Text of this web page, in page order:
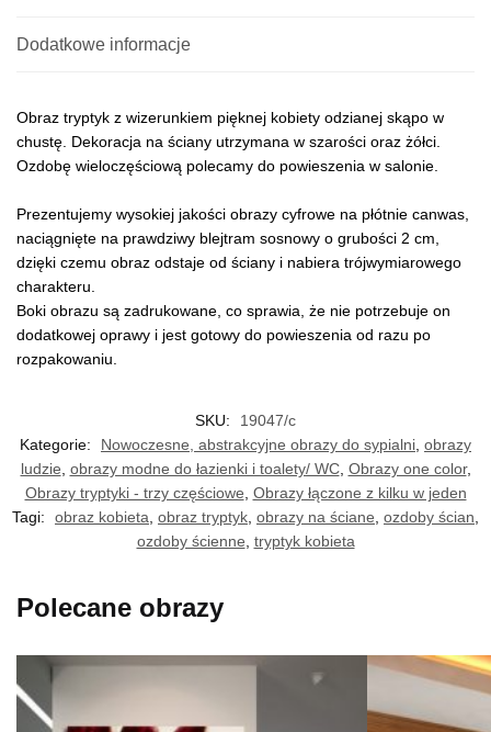
Dodatkowe informacje
Obraz tryptyk z wizerunkiem pięknej kobiety odzianej skąpo w
chustę. Dekoracja na ściany utrzymana w szarości oraz żółci.
Ozdobę wieloczęściową polecamy do powieszenia w salonie.
Prezentujemy wysokiej jakości obrazy cyfrowe na płótnie canwas,
naciągnięte na prawdziwy blejtram sosnowy o grubości 2 cm,
dzięki czemu obraz odstaje od ściany i nabiera trójwymiarowego
charakteru.
Boki obrazu są zadrukowane, co sprawia, że nie potrzebuje on
dodatkowej oprawy i jest gotowy do powieszenia od razu po
rozpakowaniu.
SKU:
19047/c
Kategorie:
Nowoczesne, abstrakcyjne obrazy do sypialni obrazy
ludzie obrazy modne do łazienki i toalety/ WC, Obrazy one color,
Obrazy tryptyki - trzy częściowe Obrazy łączone z kilku w jeden
Tagi:
obraz kobieta obraz tryptyk obrazy na ściane ozdoby ścian
ozdoby ścienne tryptyk kobieta
Polecane obrazy